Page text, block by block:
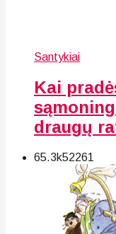
Santykiai
Kai
draugų
65.3k52261